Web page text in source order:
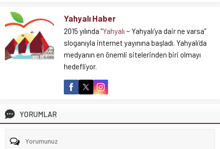
Yahyalı Haber
2015 yılında ”Yahyalı ~ Yahyalı’ya dair ne varsa”
sloganıyla internet yayınına başladı. Yahyalı’da
medyanın en önemli sitelerinden biri olmayı
hedefliyor.
YORUMLAR